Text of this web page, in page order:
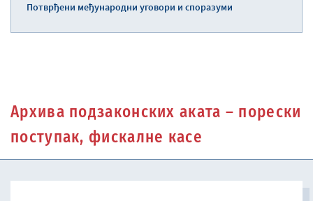
Потврђени међународни уговори и споразуми
Архива подзаконских аката – порески
поступак, фискалне касе